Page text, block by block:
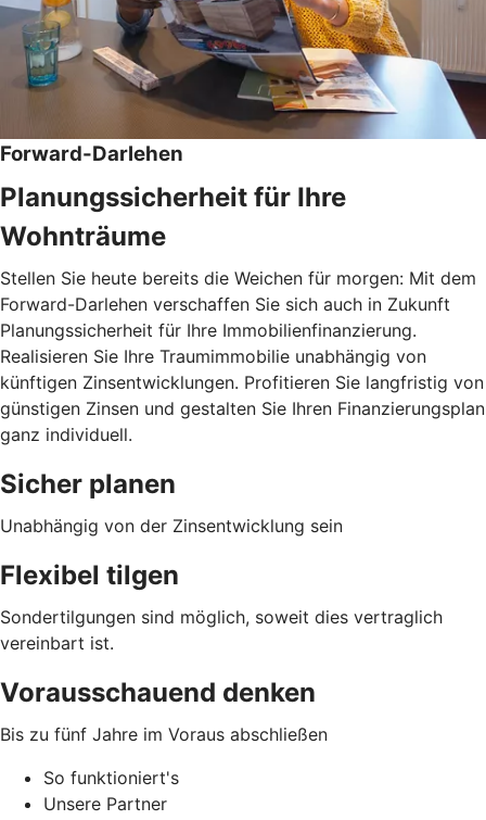
Forward-Darlehen
Planungssicherheit für Ihre
Wohnträume
Stellen Sie heute bereits die Weichen für morgen: Mit dem
Forward-Darlehen verschaffen Sie sich auch in Zukunft
Planungssicherheit für Ihre Immobilienfinanzierung.
Realisieren Sie Ihre Traumimmobilie unabhängig von
künftigen Zinsentwicklungen. Profitieren Sie langfristig von
günstigen Zinsen und gestalten Sie Ihren Finanzierungsplan
ganz individuell.
Sicher planen
Unabhängig von der Zinsentwicklung sein
Flexibel tilgen
Sondertilgungen sind möglich, soweit dies vertraglich
vereinbart ist.
Vorausschauend denken
Bis zu fünf Jahre im Voraus abschließen
So funktioniert's
Unsere Partner